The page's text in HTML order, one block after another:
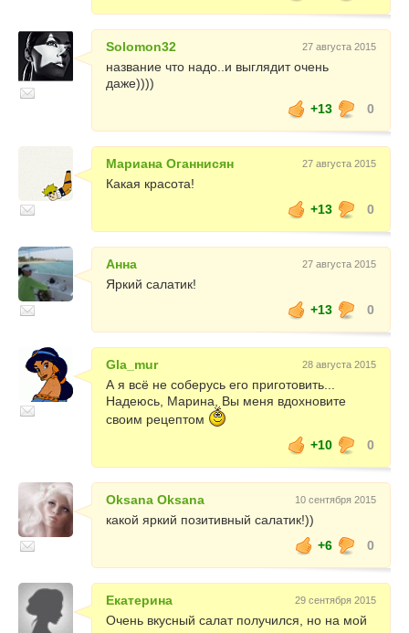
Solomon32 27 августа 2015
название что надо..и выглядит очень
даже))))
+13
0
Мариана Оганнисян 27 августа 2015
Какая красота!
+13
0
Анна 27 августа 2015
Яркий салатик!
+13
0
Gla_mur 28 августа 2015
А я всё не соберусь его приготовить...
Надеюсь, Марина, Вы меня вдохновите
своим рецептом
+10
0
Oksana Oksana 10 сентября 2015
какой яркий позитивный салатик!))
+6
0
Екатерина 29 сентября 2015
Очень вкусный салат получился, но на мой